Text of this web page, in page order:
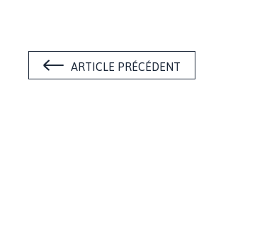
ARTICLE PRÉCÉDENT